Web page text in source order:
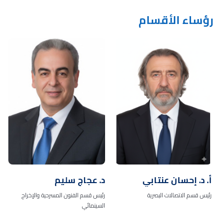
رؤساء الأقسام
أ. د. إحسان عنتابي
رئيس قسم الاتصالات البصرية
د. عجاج سليم
رئيس قسم الفنون المسرحية والإخراج
السينمائي